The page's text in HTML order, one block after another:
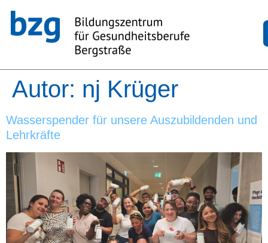
Autor: nj Krüger
Wasserspender für unsere Auszubildenden und
Lehrkräfte